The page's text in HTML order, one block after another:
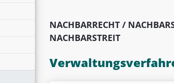
NACHBARRECHT /
NACHBARSTREIT